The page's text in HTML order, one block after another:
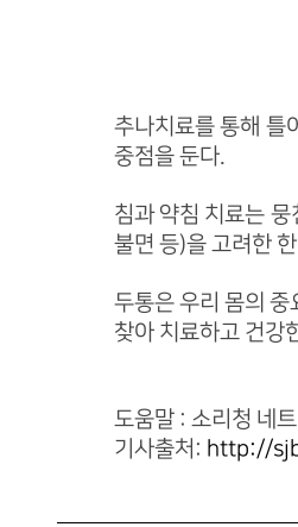
추나치료를 통해 틀
중점을 둔다.
침과 약침 치료는
불면 등)을 고려한
두통은 우리 몸의
찾아 치료하고 건강
도움말 : 소리청 네
기사출처: http://